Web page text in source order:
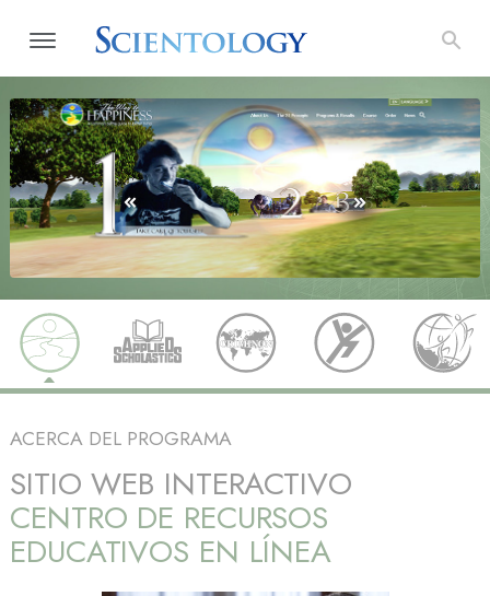
ACERCA DEL PROGRAMA
SITIO WEB INTERACTIVO
CENTRO DE RECURSOS
EDUCATIVOS EN LÍNEA